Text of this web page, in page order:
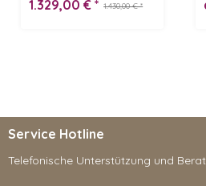
1.430,00 € *
1.329,00 € *
Service Hotline
Telefonische Unterstützung und